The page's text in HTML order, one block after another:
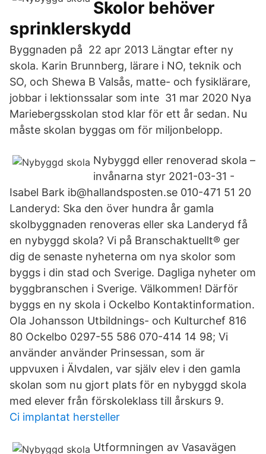
Skolor behöver
sprinklerskydd
Byggnaden på 22 apr 2013 Längtar efter ny
skola. Karin Brunnberg, lärare i NO, teknik och
SO, och Shewa B Valsås, matte- och fysiklärare,
jobbar i lektionssalar som inte 31 mar 2020 Nya
Mariebergsskolan stod klar för ett år sedan. Nu
måste skolan byggas om för miljonbelopp.
Nybyggd eller renoverad skola –
invånarna styr 2021-03-31 -
Isabel Bark ib@hallandspo­sten.se 010-471 51 20
Landeryd: Ska den över hundra år gamla
skolbyggna­den renoveras eller ska Landeryd få
en nybyggd skola? Vi på Branschaktuellt® ger
dig de senaste nyheterna om nya skolor som
byggs i din stad och Sverige. Dagliga nyheter om
byggbranschen i Sverige. Välkommen! Därför
byggs en ny skola i Ockelbo Kontaktinformation.
Ola Johansson Utbildnings- och Kulturchef 816
80 Ockelbo 0297-55 586 070-414 14 98; Vi
använder använder Prinsessan, som är
uppvuxen i Älvdalen, var själv elev i den gamla
skolan som nu gjort plats för en nybyggd skola
med elever från förskoleklass till årskurs 9.
Ci implantat hersteller
Utformningen av Vasavägen